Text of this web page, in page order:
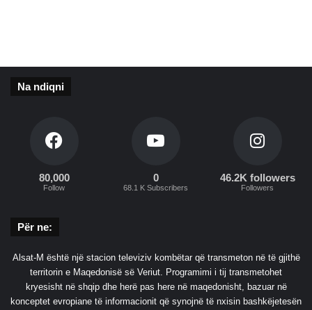
Na ndiqni
80,000
Follow
0
68.1 K Subscribers
46.2K followers
Followers
Për ne:
Alsat-M është një stacion televiziv kombëtar që transmeton në të gjithë
territorin e Maqedonisë së Veriut. Programimi i tij transmetohet
kryesisht në shqip dhe herë pas here në maqedonisht, bazuar në
konceptet evropiane të informacionit që synojnë të nxisin bashkëjetesën